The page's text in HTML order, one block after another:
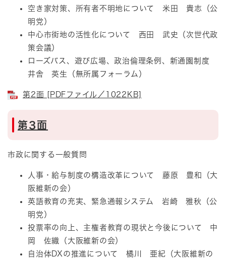
空き家対策、所有者不明地について 米田 貴志（公
明党）
​中心市街地の活性化について 西田 武史（次世代政
策会議）
​ローズバス、遊び広場、政治倫理条例、新通園制度
井舎 英生（無所属フォーラム）
第2面 [PDFファイル／1022KB]
第3面
市政に関する一般質問
人事・給与制度の構造改革について 藤原 豊和（大
阪維新の会）
英語教育の充実、緊急通報システム 岩崎 雅秋（公
明党）
投票率の向上、主権者教育の現状と今後について 中
岡 佐織（大阪維新の会）
自治体DXの推進について 橘川 亜紀（大阪維新の